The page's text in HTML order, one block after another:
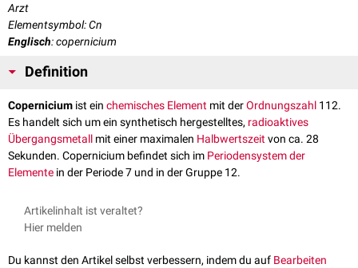
Arzt
Elementsymbol: Cn
Englisch: copernicium
Definition
Copernicium ist ein chemisches Element mit derOrdnungszahl 112.
Es handelt sich um ein synthetisch hergestelltes, radioaktives
Übergangsmetall mit einer maximalen Halbwertszeit von ca. 28
Sekunden. Copernicium befindet sich im Periodensystem der
Elemente in der Periode 7 und in der Gruppe 12.
Artikelinhalt ist veraltet?
Hier melden
Du kannst den Artikel selbst verbessern, indem du auf Bearbeiten